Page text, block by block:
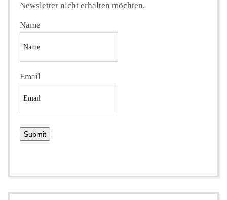
Newsletter nicht erhalten möchten.
Name
Email